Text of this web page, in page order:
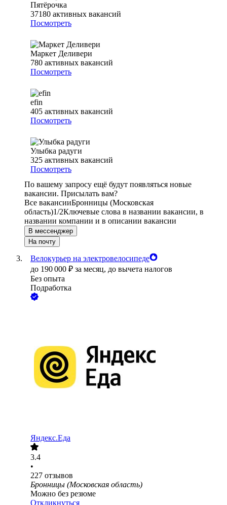
Пятёрочка
37180 активных вакансий
Посмотреть
Маркет Деливери
780 активных вакансий
Посмотреть
efin
405 активных вакансий
Посмотреть
Улыбка радуги
325 активных вакансий
Посмотреть
По вашему запросу ещё будут появляться новые
вакансии. Присылать вам?
Все вакансииБронницы (Московская
область)1/2Ключевые слова в названии вакансии, в
названии компании и в описании вакансии
В мессенджер
На почту
Велокурьер на электровелосипеде
до 190 000 ₽ за месяц, до вычета налогов
Без опыта
Подработка
Яндекс.Еда
3.4
•
227 отзывов
Бронницы (Московская область)
Можно без резюме
Откликнуться